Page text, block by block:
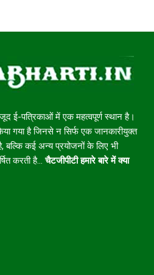
ई-पत्रिकाओं में एक महत्वपूर्ण स्थान है।
गया है जिनसे न सिर्फ एक जानकारीयुक्त
बल्कि कई अन्य प्रयोजनों के लिए भी
करती है... चैटजीपीटी हमारे बारे में क्या